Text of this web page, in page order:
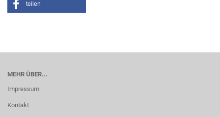
teilen
MEHR ÜBER...
Impressum
Kontakt